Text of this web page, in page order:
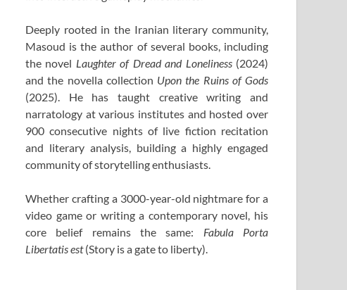
Deeply rooted in the Iranian literary community,
Masoud is the author of several books, including
the novel Laughter of Dread and Loneliness(2024)
and the novella collection Upon the Ruins of Gods
(2025). He has taught creative writing and
narratology at various institutes and hosted over
900 consecutive nights of live fiction recitation
and literary analysis, building a highly engaged
community of storytelling enthusiasts.
Whether crafting a 3000-year-old nightmare for a
video game or writing a contemporary novel, his
core belief remains the same: Fabula Porta
Libertatis est(Story is a gate to liberty).